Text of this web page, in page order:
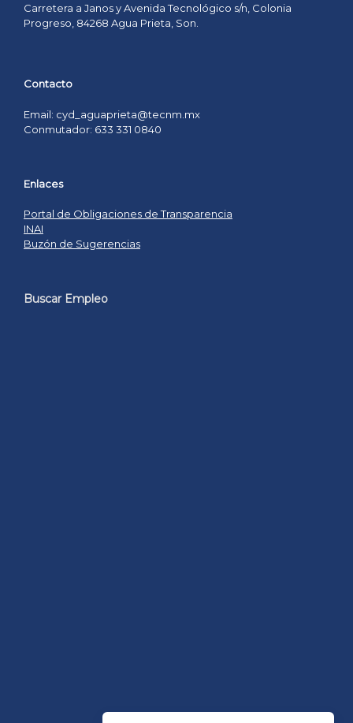
Carretera a Janos y Avenida Tecnológico s/n, Colonia
Progreso, 84268 Agua Prieta, Son.
Contacto
Email: cyd_aguaprieta@tecnm.mx
Conmutador: 633 331 0840
Enlaces
Portal de Obligaciones de Transparencia
INAI
Buzón de Sugerencias
Buscar Empleo